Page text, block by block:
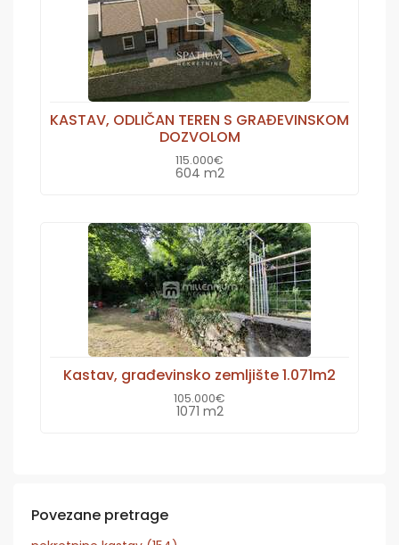
KASTAV, ODLIČAN TEREN S GRAĐEVINSKOM
DOZVOLOM
115.000€
604 m2
Kastav, građevinsko zemljište 1.071m2
105.000€
1071 m2
Povezane pretrage